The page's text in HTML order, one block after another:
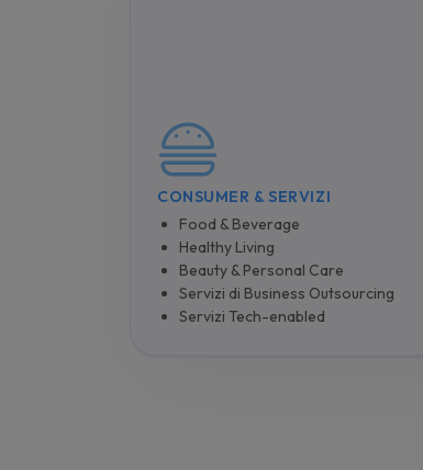
CONSUMER & SERVIZI
Food & Beverage
Healthy Living
Beauty & Personal Care
Servizi di Business Outsourcing
Servizi Tech-enabled